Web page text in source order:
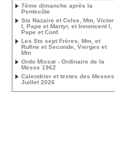
7ème dimanche après la
Pentecôte
Sts Nazaire et Celse, Mm, Victor
I, Pape et Martyr, et Innoncent I,
Pape et Conf.
Les Sts sept Frères, Mm, et
Rufine et Seconde, Vierges et
Mm
Ordo Missæ - Ordinaire de la
Messe 1962
Calendrier et textes des Messes
Juillet 2026